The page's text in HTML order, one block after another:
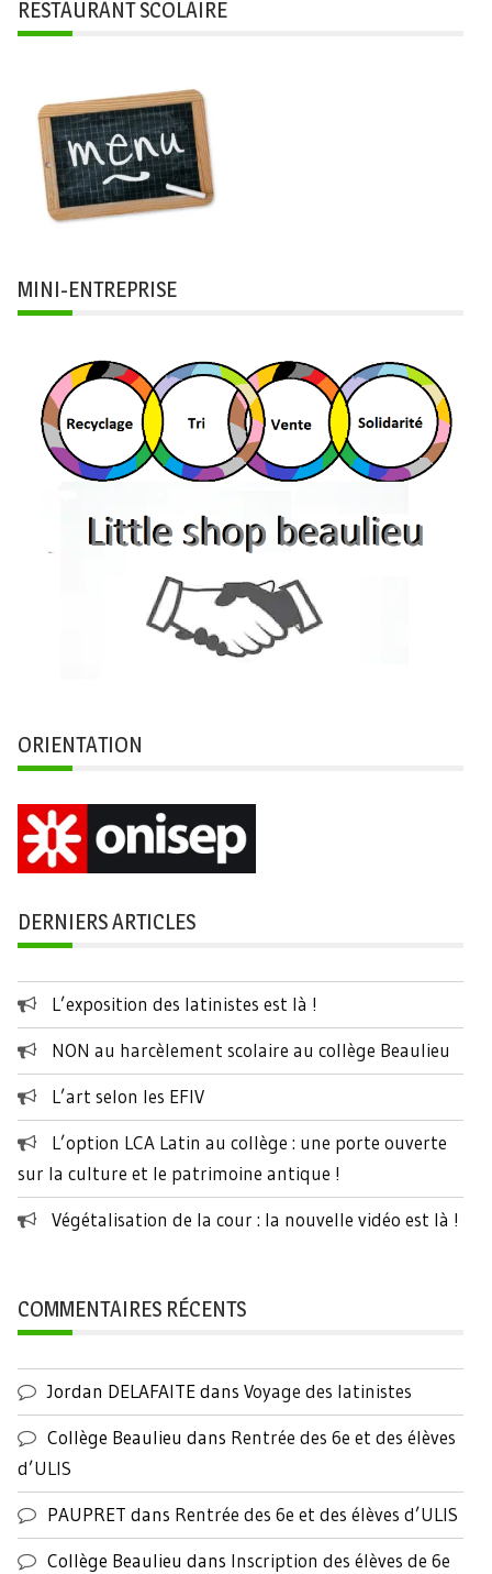
RESTAURANT SCOLAIRE
MINI-ENTREPRISE
ORIENTATION
DERNIERS ARTICLES
L’exposition des latinistes est là !
NON au harcèlement scolaire au collège Beaulieu
L’art selon les EFIV
L’option LCA Latin au collège : une porte ouverte
sur la culture et le patrimoine antique !
Végétalisation de la cour : la nouvelle vidéo est là !
COMMENTAIRES RÉCENTS
Jordan DELAFAITEdans Voyage des latinistes
Collège Beaulieu dans Rentrée des 6e et des élèves
d’ULIS
PAUPRET dans Rentrée des 6e et des élèves d’ULIS
Collège Beaulieu dans Inscription des élèves de 6e